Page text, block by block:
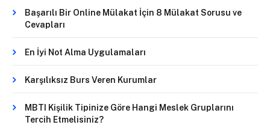
Başarılı Bir Online Mülakat İçin 8 Mülakat Sorusu ve
Cevapları
En İyi Not Alma Uygulamaları
Karşılıksız Burs Veren Kurumlar
MBTI Kişilik Tipinize Göre Hangi Meslek Gruplarını
Tercih Etmelisiniz?